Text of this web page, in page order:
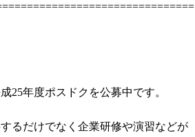
25年度ポスドクを公募中です。
るだけでなく企業研修や演習などが